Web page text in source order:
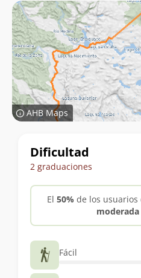
AHB Maps
Datos
del
trekking
Dificultad
2 graduaciones
El 50% de los
moderada
Fácil